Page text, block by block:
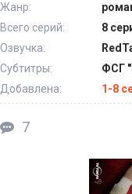
Жанр:
Всего серий:
8
Озвучка:
Субтитры:
ФСГ
Добавлена:
1-8
7